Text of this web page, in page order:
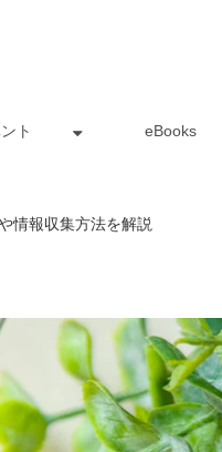
ト eBooks
情報収集方法を解説